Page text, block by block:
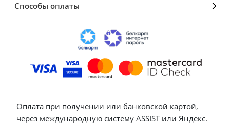
Способы оплаты
Оплата при получении или банковской картой,
через международную систему ASSIST или Яндекс.